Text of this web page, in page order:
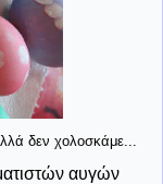
δεν χολοσκάμε...
αυγών